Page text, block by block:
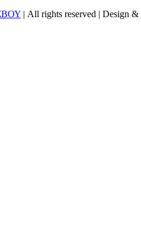
| All rights reserved | Design &